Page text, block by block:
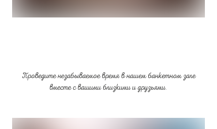
Проведите незабываемое время в нашем банкетном зале
вместе с вашими близкими и друзьями.